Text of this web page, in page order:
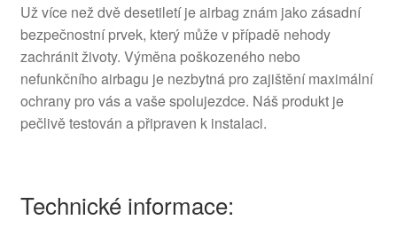
Už více než dvě desetiletí je airbag znám jako zásadní
bezpečnostní prvek, který může v případě nehody
zachránit životy. Výměna poškozeného nebo
nefunkčního airbagu je nezbytná pro zajištění maximální
ochrany pro vás a vaše spolujezdce. Náš produkt je
pečlivě testován a připraven k instalaci.
Technické informace: